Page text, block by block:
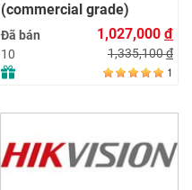
(commercial grade)
Đã bán
10
1,027,000 đ
1,335,100đ
1